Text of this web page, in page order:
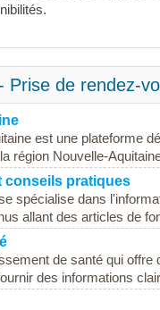
Prise de rendez-
est une plateforme
région Nouvelle-
conseils pratiques
spécialise dans
allant des articles de
de santé qui
des informations